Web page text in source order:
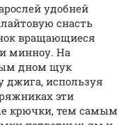
удобней
снасть
вращающиеся
минноу. На
дном щук
джига, используя
эти
крючки, тем самым